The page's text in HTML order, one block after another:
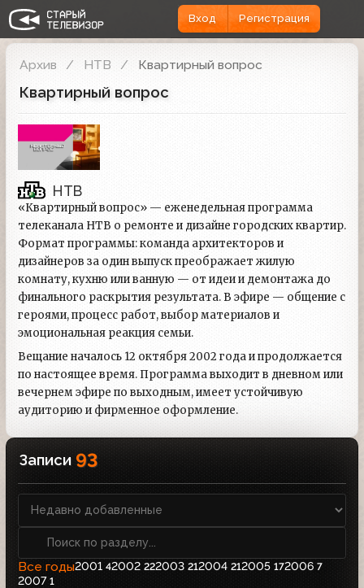
Вход Регистрация
Архив НТВ Квартирный вопрос
Квартирный вопрос
НТВ
«Квартирный вопрос» — еженедельная программа
телеканала НТВ о ремонте и дизайне городских квартир.
Формат программы: команда архитекторов и
дизайнеров за один выпуск преображает жилую
комнату, кухню или ванную — от идеи и демонтажа до
финального раскрытия результата. В эфире — общение с
героями, процесс работ, выбор материалов и
эмоциональная реакция семьи.
Вещание началось 12 октября 2002 года и продолжается
по настоящее время. Программа выходит в дневном или
вечернем эфире по выходным, имеет устойчивую
аудиторию и фирменное оформление.
Записи 93
Все годы2001 42002 222003 212004 212005 172006 7
2007 1